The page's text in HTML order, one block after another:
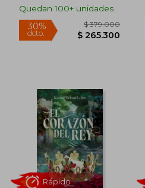
30%
dcto.
$ 52.000
$ 36.400
Rápido
Quedan 100+ unidades